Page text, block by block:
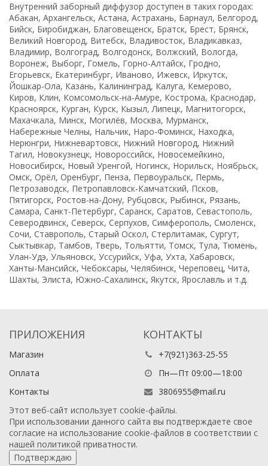
Внутренний заборный диффузор доступен в таких городах:
Абакан, Архангельск, Астана, Астрахань, Барнаул, Белгород,
Бийск, Биробиджан, Благовещенск, Братск, Брест, Брянск,
Великий Новгород, Витебск, Владивосток, Владикавказ,
Владимир, Волгоград, Волгодонск, Волжский, Вологда,
Воронеж, Выборг, Гомель, Горно-Алтайск, Гродно,
Егорьевск, Екатеринбург, Иваново, Ижевск, Иркутск,
Йошкар-Ола, Казань, Калининград, Калуга, Кемерово,
Киров, Клин, Комсомольск-на-Амуре, Кострома, Краснодар,
Красноярск, Курган, Курск, Кызыл, Липецк, Магнитогорск,
Махачкала, Минск, Могилёв, Москва, Мурманск,
Набережные Челны, Нальчик, Наро-Фоминск, Находка,
Нерюнгри, Нижневартовск, Нижний Новгород, Нижний
Тагил, Новокузнецк, Новороссийск, Новосемейкино,
Новосибирск, Новый Уренгой, Ногинск, Норильск, Ноябрьск,
Омск, Орёл, Оренбург, Пенза, Первоуральск, Пермь,
Петрозаводск, Петропавловск-Камчатский, Псков,
Пятигорск, Ростов-на-Дону, Рубцовск, Рыбинск, Рязань,
Самара, Санкт-Петербург, Саранск, Саратов, Севастополь,
Северодвинск, Северск, Серпухов, Симферополь, Смоленск,
Сочи, Ставрополь, Старый Оскол, Стерлитамак, Сургут,
Сыктывкар, Тамбов, Тверь, Тольятти, Томск, Тула, Тюмень,
Улан-Удэ, Ульяновск, Уссурийск, Уфа, Ухта, Хабаровск,
Ханты-Мансийск, Чебоксары, Челябинск, Череповец, Чита,
Шахты, Элиста, Южно-Сахалинск, Якутск, Ярославль и т.д.
ПРИЛОЖЕНИЯ
Магазин
Оплата
Контакты
КОНТАКТЫ
+7(921)363-25-55
Пн—Пт 09:00—18:00
3806955@mail.ru
Этот веб-сайт использует cookie-файлы.
При использовании данного сайта вы подтверждаете свое
согласие на использование cookie-файлов в соответствии с
нашей политикой приватности.
Подтверждаю